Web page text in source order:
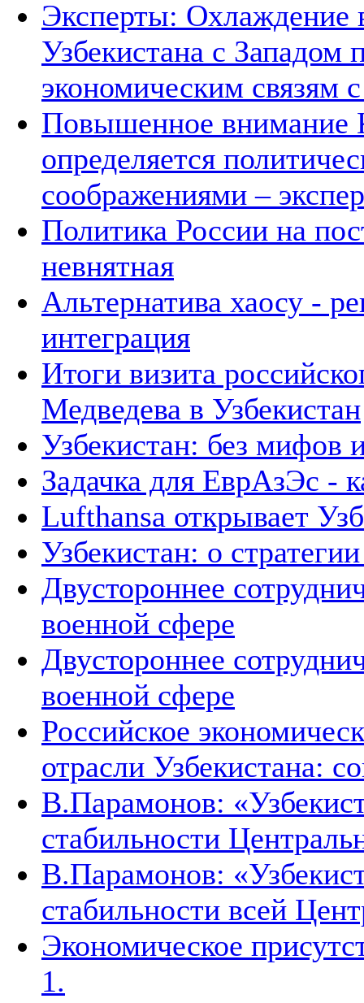
Эксперты: Охлаждение
Узбекистана с
экономическим связям
Повышенное внимание
определяется
соображениями –
Политика России на
невнятная
Альтернатива хаосу -
интеграция
Итоги визита
Медведева в Узбекистан
Узбекистан: без мифов
Задачка для ЕврАзЭс -
Lufthansa открывает
Узбекистан: о
Двустороннее
военной сфере
Двустороннее
военной сфере
Российское
отрасли Узбекистана:
В.Парамонов:
стабильности
В.Парамонов:
стабильности всей
Экономическое
1.